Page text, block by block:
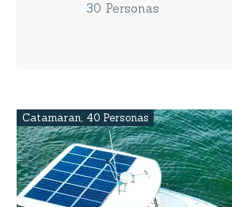
Catamaran, 40 Personas
30 Personas